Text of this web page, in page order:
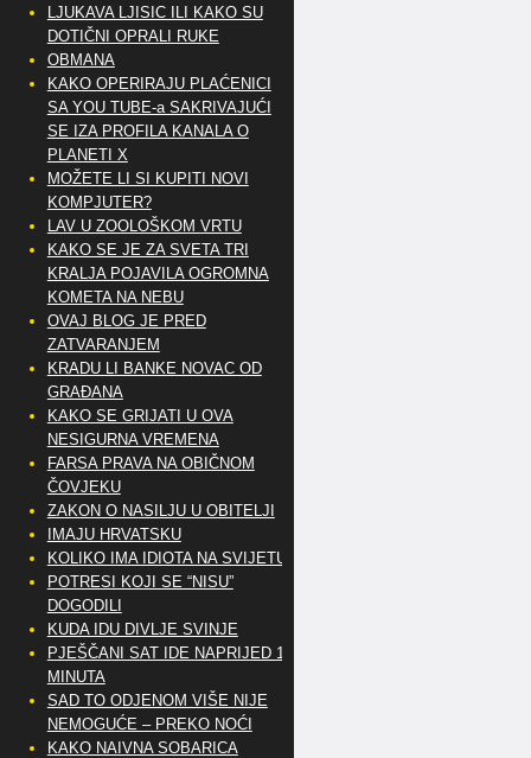
LJUKAVA LJISIC ILI KAKO SU
DOTIČNI OPRALI RUKE
OBMANA
KAKO OPERIRAJU PLAĆENICI
SA YOU TUBE-a SAKRIVAJUĆI
SE IZA PROFILA KANALA O
PLANETI X
MOŽETE LI SI KUPITI NOVI
KOMPJUTER?
LAV U ZOOLOŠKOM VRTU
KAKO SE JE ZA SVETA TRI
KRALJA POJAVILA OGROMNA
KOMETA NA NEBU
OVAJ BLOG JE PRED
ZATVARANJEM
KRADU LI BANKE NOVAC OD
GRAĐANA
KAKO SE GRIJATI U OVA
NESIGURNA VREMENA
FARSA PRAVA NA OBIČNOM
ČOVJEKU
ZAKON O NASILJU U OBITELJI
IMAJU HRVATSKU
KOLIKO IMA IDIOTA NA SVIJETU?
POTRESI KOJI SE “NISU”
DOGODILI
KUDA IDU DIVLJE SVINJE
PJEŠČANI SAT IDE NAPRIJED 10
MINUTA
SAD TO ODJENOM VIŠE NIJE
NEMOGUĆE – PREKO NOĆI
KAKO NAIVNA SOBARICA